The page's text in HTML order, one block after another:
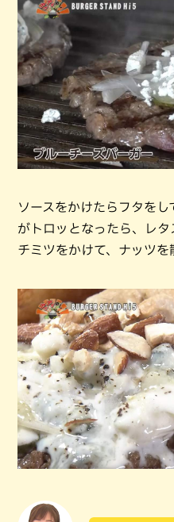
ソースをかけたらフタを
がトロッとなったら、レ
チミツをかけて、ナッツを